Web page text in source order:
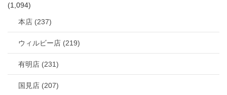
(1,094)
本店 (237)
ウィルビー店 (219)
有明店 (231)
国見店 (207)